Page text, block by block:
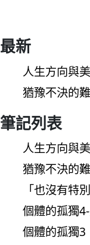
最新
人生方向與
猶豫不決的
筆記列表
人生方向與
猶豫不決的
「也沒有特
個體的孤獨
個體的孤獨3